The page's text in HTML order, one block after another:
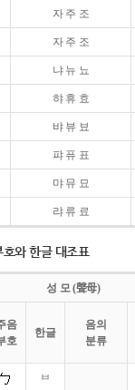
자 주 조
자 주 조
냐 뉴 뇨
햐 휴 효
뱌 뷰 뵤
퍄 퓨 표
먀 뮤 묘
랴 류 료
와 한글 대조표
성 모 (聲母)
음
호
한글
음의
분류
ㅂ